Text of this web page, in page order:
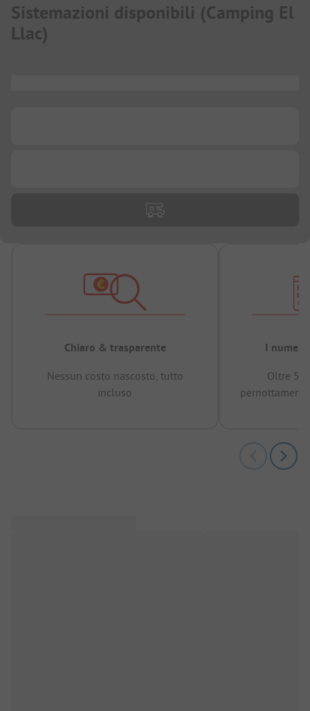
Sistemazioni disponibili (Camping El
Llac)
Chiaro & trasparente
Nessun costo nascosto, tutto
incluso
I numeri
Oltre